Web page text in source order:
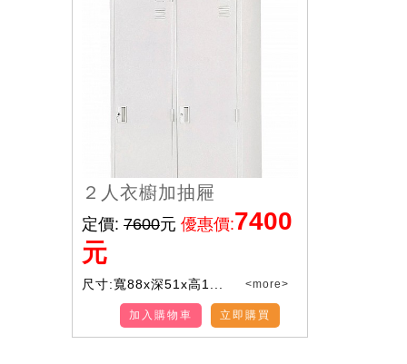
２人衣櫥加抽屜
定價: 7600元 優惠價:7400
元
尺寸:寬88x深51x高1... <more>
立即購買
加入購物車